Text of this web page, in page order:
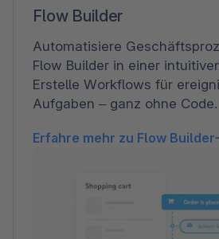
Flow Builder
Automatisiere
Flow Builder in einer
Erstelle Workflows für
Aufgaben – ganz ohne Code.
Erfahre mehr zu Flow Builder